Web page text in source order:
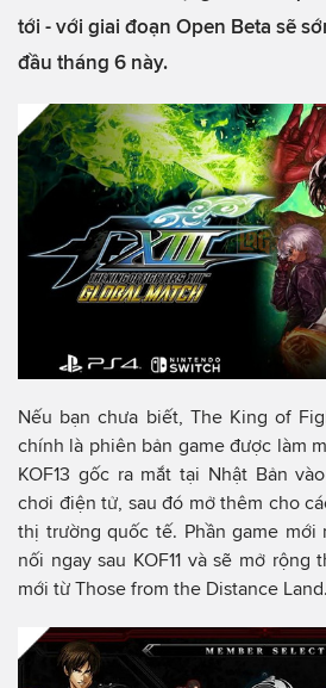
tới - với giai đoạn Open Beta sẽ
đầu tháng 6 này.
Nếu bạn chưa biết, The King of
chính là phiên bản game được làm
KOF13 gốc ra mắt tại Nhật Bản
chơi điện tử, sau đó mở thêm cho
thị trường quốc tế. Phần game
nối ngay sau KOF11 và sẽ mở rộng
mới từ Those from the Distance Land.